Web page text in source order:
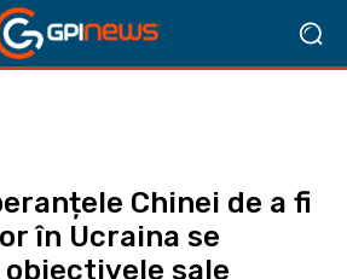
Chinei de a fi
în Ucraina se
sale